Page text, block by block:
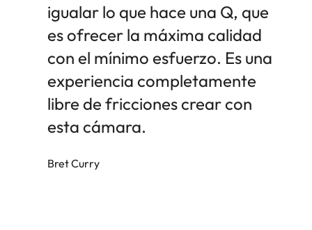
igualar lo que hace una Q, que
es ofrecer la máxima calidad
con el mínimo esfuerzo. Es una
experiencia completamente
libre de fricciones crear con
esta cámara.
Bret Curry